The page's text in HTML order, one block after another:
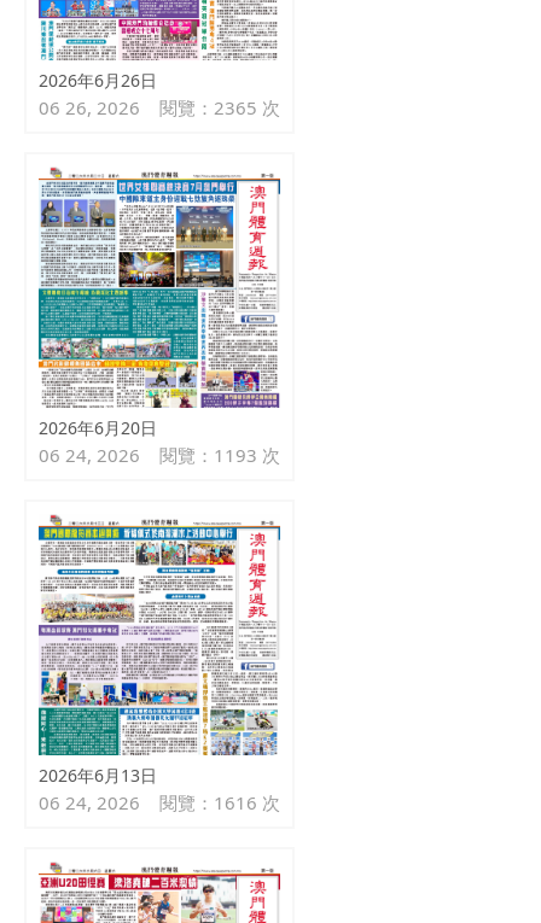
2026年6月26日
閱覽：2365 次
06 26, 2026
2026年6月20日
閱覽：1193 次
06 24, 2026
2026年6月13日
閱覽：1616 次
06 24, 2026